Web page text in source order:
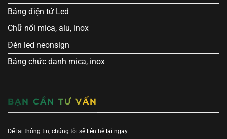
Bảng điện tử Led
Chữ nổi mica, alu, inox
Đèn led neonsign
Bảng chức danh mica, inox
BẠN CẦN TƯ VẤN
Để lại thông tin, chúng tôi sẽ liên hệ lại ngay.